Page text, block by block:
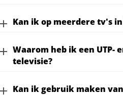
Kan ik op meerdere tv's
Waarom heb ik een UTP-
televisie?
Kan ik gebruik maken